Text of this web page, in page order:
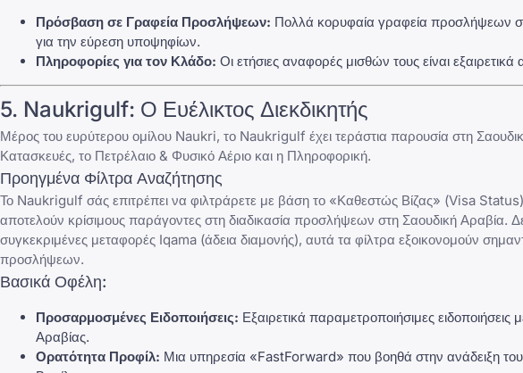
Πρόσβαση σε Γραφεία Προσλήψεων: Πολλά κορυφαία γραφεία προσλήψεων
για την εύρεση υποψηφίων.
Πληροφορίες για τον Κλάδο: Οι ετήσιες αναφορές μισθών τους είναι
5. Naukrigulf: Ο Ευέλικτος Διεκδικητής
Μέρος του ευρύτερου ομίλου Naukri, το Naukrigulf έχει τεράστια παρουσία στη
Κατασκευές, το Πετρέλαιο & Φυσικό Αέριο και η Πληροφορική.
Προηγμένα Φίλτρα Αναζήτησης
Το Naukrigulf σάς επιτρέπει να φιλτράρετε με βάση το «Καθεστώς Βίζας» (Visa
αποτελούν κρίσιμους παράγοντες στη διαδικασία προσλήψεων στη Σαουδική Αραβία.
συγκεκριμένες μεταφορές Iqama (άδεια διαμονής), αυτά τα φίλτρα εξοικονομούν
προσλήψεων.
Βασικά Οφέλη:
Προσαρμοσμένες Ειδοποιήσεις: Εξαιρετικά παραμετροποιήσιμες
Αραβίας.
Ορατότητα Προφίλ: Μια υπηρεσία «FastForward» που βοηθά στην ανάδειξη